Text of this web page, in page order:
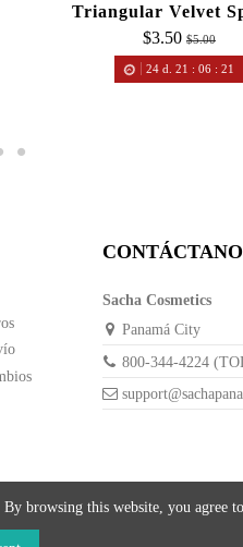
Triangular Velvet
$3.50 $5.00
24 d. 21 :06 :20
Sacha Cosmetics
Panamá City
800-344-4224
browsing this website, you agree